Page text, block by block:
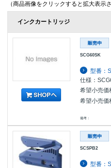
（商品画像をクリックすると拡大表示
インクカートリッジ
SCG60SK
型番：
仕様：
希望小売価
希望小売価
備考：
SCSPB2
型番：